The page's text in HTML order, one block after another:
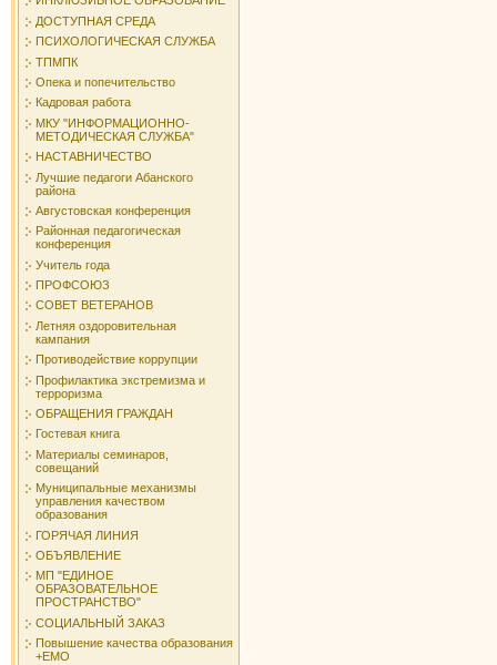
ДОСТУПНАЯ СРЕДА
ПСИХОЛОГИЧЕСКАЯ СЛУЖБА
ТПМПК
Опека и попечительство
Кадровая работа
МКУ "ИНФОРМАЦИОННО-
МЕТОДИЧЕСКАЯ СЛУЖБА"
НАСТАВНИЧЕСТВО
Лучшие педагоги Абанского
района
Августовская конференция
Районная педагогическая
конференция
Учитель года
ПРОФСОЮЗ
СОВЕТ ВЕТЕРАНОВ
Летняя оздоровительная
кампания
Противодействие коррупции
Профилактика экстремизма и
терроризма
ОБРАЩЕНИЯ ГРАЖДАН
Гостевая книга
Материалы семинаров,
совещаний
Муниципальные механизмы
управления качеством
образования
ГОРЯЧАЯ ЛИНИЯ
ОБЪЯВЛЕНИЕ
МП "ЕДИНОЕ
ОБРАЗОВАТЕЛЬНОЕ
ПРОСТРАНСТВО"
СОЦИАЛЬНЫЙ ЗАКАЗ
Повышение качества образования
+ЕМО